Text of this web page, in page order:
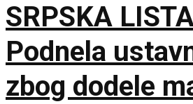
SRPSKA
Podnela
zbog dodele